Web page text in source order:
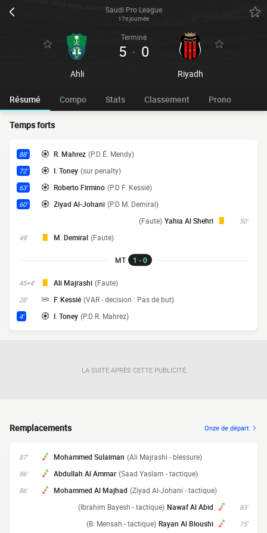
Saudi Pro League
17e journée
Ahli
Terminé
5 - 0
Riyadh
Résumé Compo Stats Classement Prono
Temps forts
88' R. Mahrez (P.D É. Mendy)
72' I. Toney (sur penalty)
63' Roberto Firmino (P.D F. Kessié)
60' Ziyad Al-Johani (P.D M. Demiral)
50'
Yahia Al Shehri
(Faute)
49' M. Demiral (Faute)
MT 1 - 0
45+4' Ali Majrashi (Faute)
28' F. Kessié (VAR - decision : Pas de but)
4' I. Toney (P.D R. Mahrez)
LA SUITE APRÈS CETTE PUBLICITÉ
Remplacements Onze de départ
87' Mohammed Sulaiman (Ali Majrashi - blessure)
86' Abdullah Al Ammar (Saad Yaslam - tactique)
86' Mohammed Al Majhad (Ziyad Al-Johani - tactique)
83'
Nawaf Al Abid
(Ibrahim Bayesh - tactique)
75'
Rayan Al Bloushi
(B. Mensah - tactique)